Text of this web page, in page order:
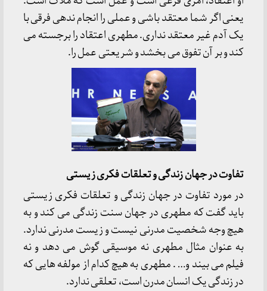
یعنی اگر شما معتقد باشی و عملی را انجام ندهی فرقی با
یک آدم غیر معتقد نداری. مطهری اعتقاد را برجسته می
کند و بر آن تفوق می بخشد و شریعتی عمل را.
تفاوت در جهان زندگی و تعلقات فکری زیستی
در مورد تفاوت در جهان زندگی و تعلقات فکری زیستی
باید گفت که مطهری در جهان سنت زندگی می کند و به
هیچ وجه شخصیت مدرنی نیست و زیست مدرنی ندارد.
به عنوان مثال مطهری نه موسیقی گوش می دهد و نه
فیلم می بیند و… . مطهری به هیچ کدام از مولفه هایی که
در زندگی یک انسان مدرن است، تعلقی ندارد.